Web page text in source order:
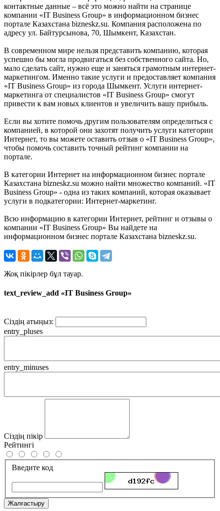
контактные данные – всё это можно найти на странице
компании «IT Business Group» в информационном бизнес
портале Казахстана bizneskz.su. Компания расположена по
адресу ул. Байтурсынова, 70, Шымкент, Казахстан.
В современном мире нельзя представить компанию, которая
успешно бы могла продвигаться без собственного сайта. Но,
мало сделать сайт, нужно еще и заняться грамотным интернет-
маркетингом. Именно такие услуги и предоставляет компания
«IT Business Group» из города Шымкент. Услуги интернет-
маркетинга от специалистов «IT Business Group» смогут
привести к вам новых клиентов и увеличить вашу прибыль.
Если вы хотите помочь другим пользователям определиться с
компанией, в которой они захотят получить услуги категории
Интернет, то вы можете оставить отзыв о «IT Business Group»,
чтобы помочь составить точный рейтинг компании на
портале.
В категории Интернет на информационном бизнес портале
Казахстана bizneskz.su можно найти множество компаний. «IT
Business Group» - одна из таких компаний, которая оказывает
услуги в подкатегории: Интернет-маркетинг.
Всю информацию в категории Интернет, рейтинг и отзывы о
компании «IT Business Group» Вы найдете на
информационном бизнес портале Казахстана bizneskz.su.
Жоқ пікірлер бұл тауар.
text_review_add «IT Business Group»
Сіздің атыңыз:
entry_pluses
entry_minuses
Сіздің пікір
Рейтингі
Введите код
Жалғастыру